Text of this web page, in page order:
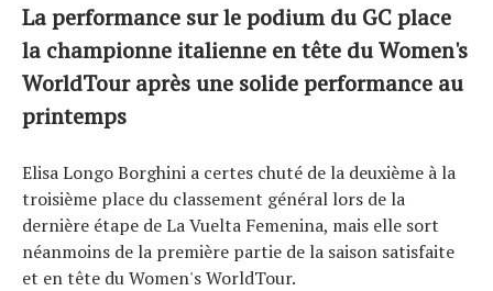
La performance sur le podium du GC place
la championne italienne en tête du Women's
WorldTour après une solide performance au
printemps
Elisa Longo Borghini a certes chuté de la deuxième à la
troisième place du classement général lors de la
dernière étape de La Vuelta Femenina, mais elle sort
néanmoins de la première partie de la saison satisfaite
et en tête du Women's WorldTour.
Technologies
Tests de produits
Conseils
Tendances
Tous nos articles
À propos